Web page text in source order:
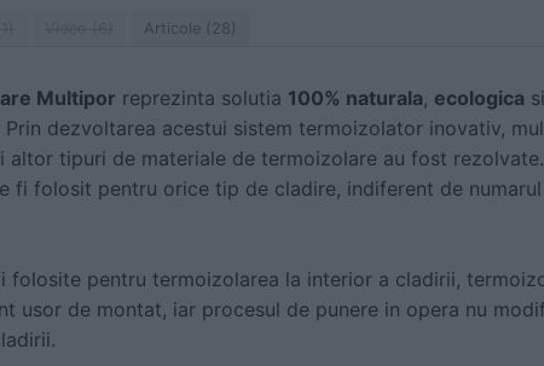
Articole (28)
Multipor reprezinta solutia 100% naturala, ecologica
dezvoltarea acestui sistem termoizolator inovativ,
altor tipuri de materiale de termoizolare au fost
fi folosit pentru orice tip de cladire, indiferent de
folosite pentru termoizolarea la interior a cladirii,
usor de montat, iar procesul de punere in opera nu